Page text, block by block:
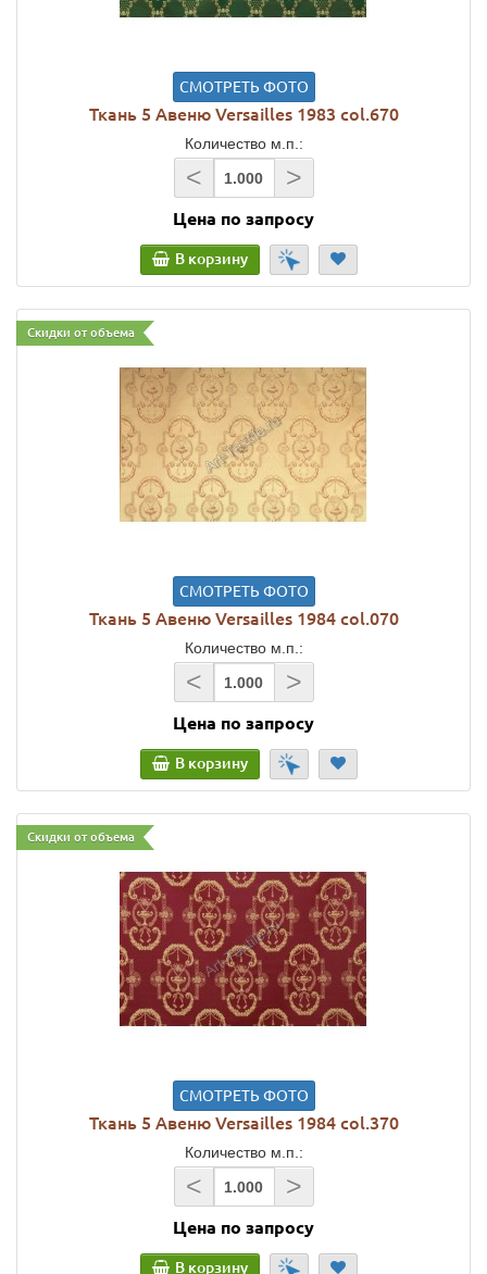
СМОТРЕТЬ ФОТО
Ткань 5 Авеню Versailles 1983 col.670
Количество м.п.:
< >
Цена по запросу
В корзину
Скидки от объема
СМОТРЕТЬ ФОТО
Ткань 5 Авеню Versailles 1984 col.070
Количество м.п.:
< >
Цена по запросу
В корзину
Скидки от объема
СМОТРЕТЬ ФОТО
Ткань 5 Авеню Versailles 1984 col.370
Количество м.п.:
< >
Цена по запросу
В корзину